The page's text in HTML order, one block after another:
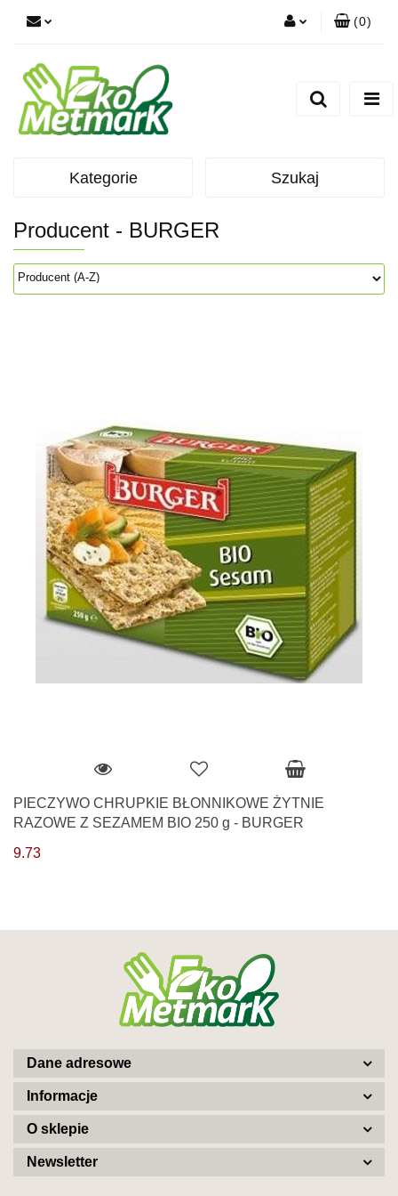
(0)
Kategorie Szukaj
Producent - BURGER
PIECZYWO CHRUPKIE BŁONNIKOWE ŻYTNIE
RAZOWE Z SEZAMEM BIO 250 g - BURGER
9.73
Dane adresowe
Informacje
O sklepie
Newsletter